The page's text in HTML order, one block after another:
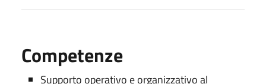
Competenze
Supporto operativo e organizzativo al